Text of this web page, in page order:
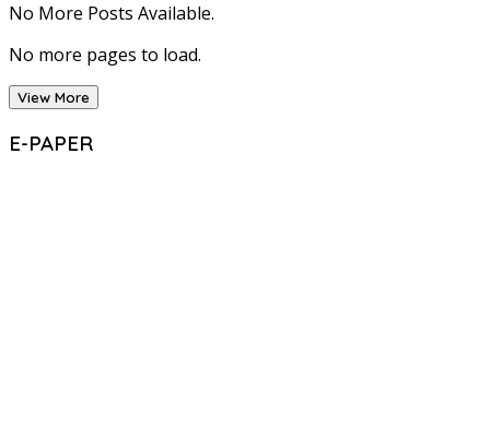
No More Posts Available.
No more pages to load.
View More
E-PAPER